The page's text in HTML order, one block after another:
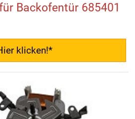
Backofentür 685401
klicken!*